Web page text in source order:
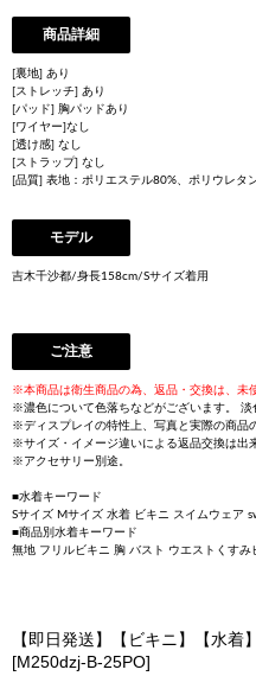
商品詳細
[裏地] あり
[ストレッチ] あり
[パッド] 胸パッドあり
[ワイヤー]なし
[透け感] なし
[ストラップ] なし
[品質] 表地：ポリエステル80%、ポリウレ
モデル
吉木千沙都/身長158cm/Sサイズ着用
ご注意
※本商品は衛生商品の為、返品・交換は、未
※濃色について色落ちなどがございます。 淡
※ディスプレイの特性上、写真と実際の商品
※サイズ・イメージ違いによる返品交換は出
※アクセサリー別途。
■水着キーワード
Sサイズ Mサイズ 水着 ビキニ スイムウェア
■商品別水着キーワード
無地 フリルビキニ 胸 バスト ウエストくす